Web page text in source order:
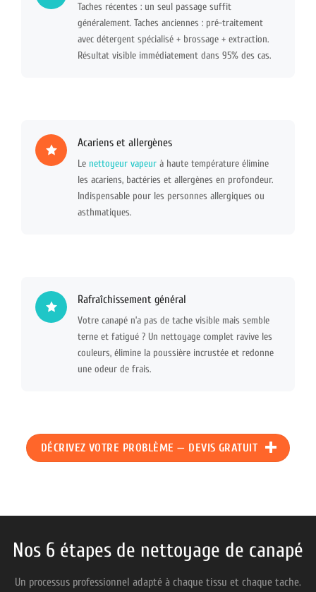
Taches récentes : un seul passage suffit
généralement. Taches anciennes : pré-traitement
avec détergent spécialisé + brossage + extraction.
Résultat visible immédiatement dans 95% des cas.
Acariens et allergènes
Le nettoyeur vapeur à haute température élimine
les acariens, bactéries et allergènes en profondeur.
Indispensable pour les personnes allergiques ou
asthmatiques.
Rafraîchissement général
Votre canapé n’a pas de tache visible mais semble
terne et fatigué ? Un nettoyage complet ravive les
couleurs, élimine la poussière incrustée et redonne
une odeur de frais.
DÉCRIVEZ VOTRE PROBLÈME — DEVIS GRATUIT
Nos 6 étapes de nettoyage de canapé
Un processus professionnel adapté à chaque tissu et chaque tache.